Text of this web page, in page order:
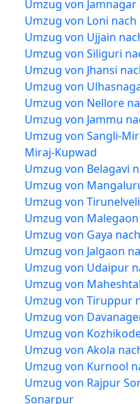
Umzug von
Umzug von Loni nach
Umzug von Ujjain
Umzug von Siliguri
Umzug von Jhansi
Umzug von
Umzug von Nellore
Umzug von Jammu
Umzug von Sangli-
Miraj-Kupwad
Umzug von Belagavi
Umzug von
Umzug von
Umzug von
Umzug von Gaya
Umzug von Jalgaon
Umzug von Udaipur
Umzug von
Umzug von Tiruppur
Umzug von
Umzug von
Umzug von Akola
Umzug von Kurnool
Umzug von Rajpur
Sonarpur